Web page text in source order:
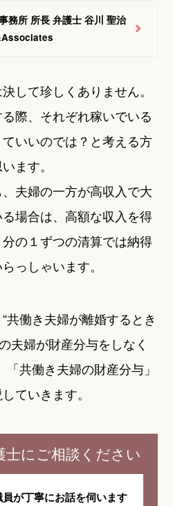
務所 所長 弁護士 谷川 聖治
して珍しくありません。
際、それぞれ稼いでいる
いいのでは？と考える方
ます。
夫婦の一方が高収入で大
場合は、高額な収入を得
の１ずつの清算では納得
っしゃいます。
共働き夫婦が離婚するとき
夫婦が財産分与をしなく
共働き夫婦の財産分与」
ていきます。
士にご相談ください
が丁寧にお話を伺います